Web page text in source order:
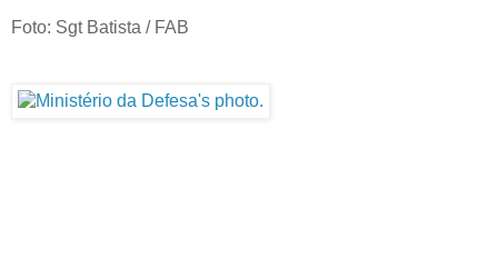
Foto: Sgt Batista / FAB